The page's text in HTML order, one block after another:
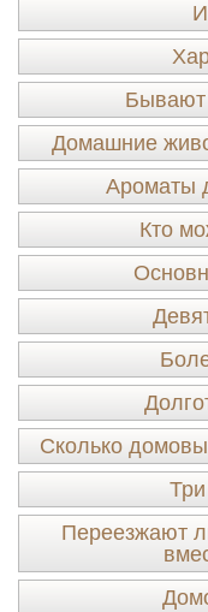
Бывают
Домашние
Ароматы
Кто
Сколько
Переезжают